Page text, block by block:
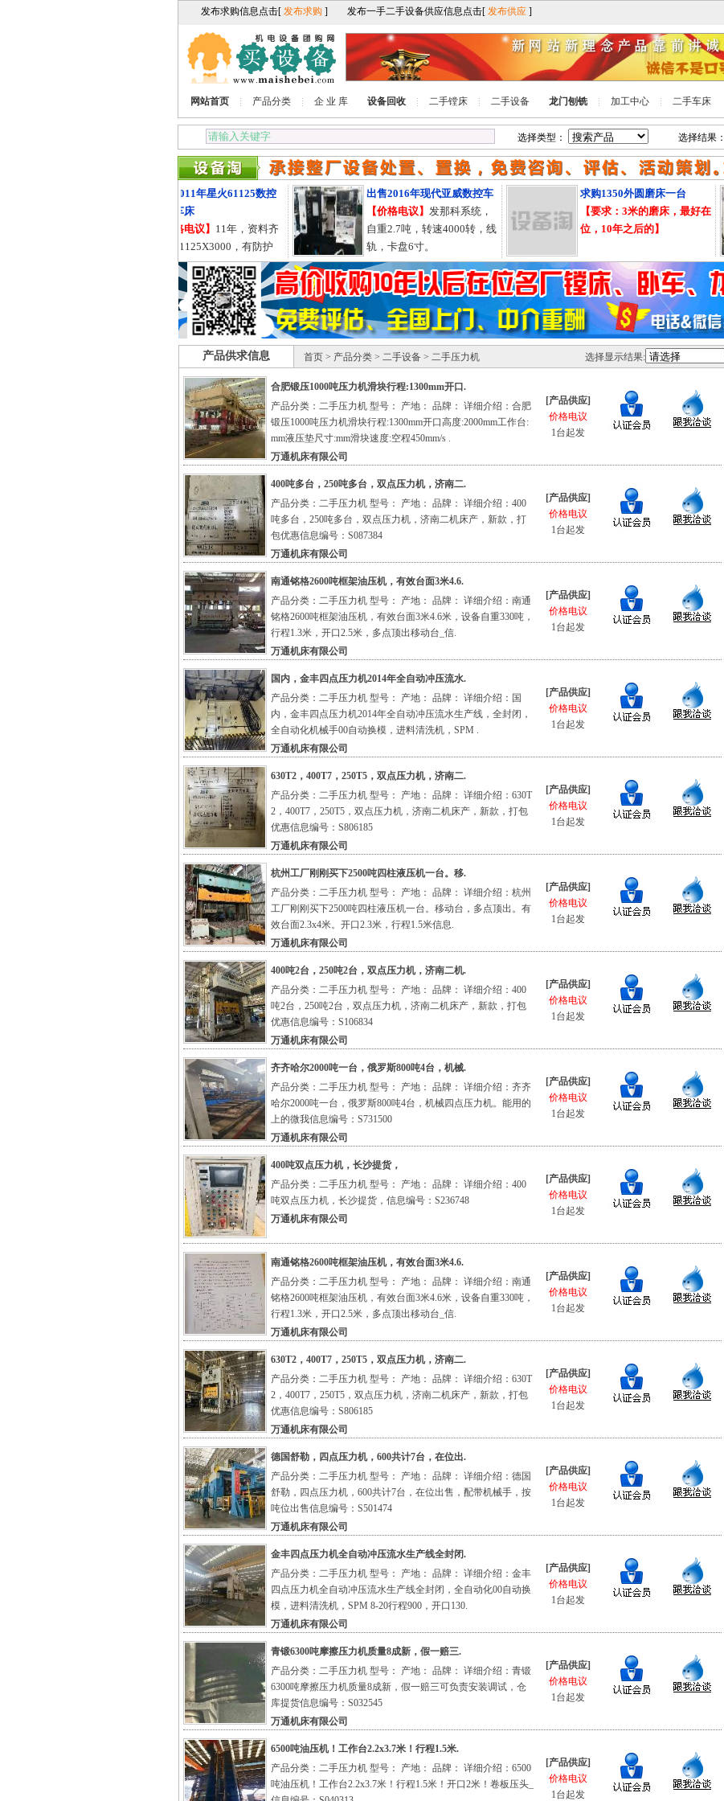
网站首页 产品分类 企 业 库 设备回收 二手镗床 二手设备 龙门刨铣 加工中心 二手车床
选择类型： 选择结果：
出售2011年星火61125数控
【价格电议】11年，资料齐
全，61125X3000，有防护
罩，导轨755的。
出售2016年现代亚威数控车
【价格电议】发那科系统，
自重2.7吨，转速4000转，线
轨，卡盘6寸。
求购1350外圆磨床一台
【要求：3米的磨床，最好在
位，10年之后的】
产品供求信息 首页 > 产品分类 > 二手设备 > 二手压力机 选择显示结果:
合肥锻压1000吨压力机滑块行程:1300mm开口.
产品分类：二手压力机 型号： 产地： 品牌： 详细介绍：合肥
锻压1000吨压力机滑块行程:1300mm开口高度:2000mm工作台:
mm液压垫尺寸:mm滑块速度:空程450mm/s .
万通机床有限公司
[产品供应]
价格电议
1台起发
400吨多台，250吨多台，双点压力机，济南二.
产品分类：二手压力机 型号： 产地： 品牌： 详细介绍：400
吨多台，250吨多台，双点压力机，济南二机床产，新款，打
包优惠信息编号：S087384
万通机床有限公司
[产品供应]
价格电议
1台起发
南通铭格2600吨框架油压机，有效台面3米4.6.
产品分类：二手压力机 型号： 产地： 品牌： 详细介绍：南通
铭格2600吨框架油压机，有效台面3米4.6米，设备自重330吨，
行程1.3米，开口2.5米，多点顶出移动台_信.
万通机床有限公司
[产品供应]
价格电议
1台起发
国内，金丰四点压力机2014年全自动冲压流水.
产品分类：二手压力机 型号： 产地： 品牌： 详细介绍：国
内，金丰四点压力机2014年全自动冲压流水生产线，全封闭，
全自动化机械手00自动换模，进料清洗机，SPM .
万通机床有限公司
[产品供应]
价格电议
1台起发
630T2，400T7，250T5，双点压力机，济南二.
产品分类：二手压力机 型号： 产地： 品牌： 详细介绍：630T
2，400T7，250T5，双点压力机，济南二机床产，新款，打包
优惠信息编号：S806185
万通机床有限公司
[产品供应]
价格电议
1台起发
杭州工厂刚刚买下2500吨四柱液压机一台。移.
产品分类：二手压力机 型号： 产地： 品牌： 详细介绍：杭州
工厂刚刚买下2500吨四柱液压机一台。移动台，多点顶出。有
效台面2.3x4米。开口2.3米，行程1.5米信息.
万通机床有限公司
[产品供应]
价格电议
1台起发
400吨2台，250吨2台，双点压力机，济南二机.
产品分类：二手压力机 型号： 产地： 品牌： 详细介绍：400
吨2台，250吨2台，双点压力机，济南二机床产，新款，打包
优惠信息编号：S106834
万通机床有限公司
[产品供应]
价格电议
1台起发
齐齐哈尔2000吨一台，俄罗斯800吨4台，机械.
产品分类：二手压力机 型号： 产地： 品牌： 详细介绍：齐齐
哈尔2000吨一台，俄罗斯800吨4台，机械四点压力机。能用的
上的微我信息编号：S731500
万通机床有限公司
[产品供应]
价格电议
1台起发
400吨双点压力机，长沙提货，
产品分类：二手压力机 型号： 产地： 品牌： 详细介绍：400
吨双点压力机，长沙提货，信息编号：S236748
万通机床有限公司
[产品供应]
价格电议
1台起发
南通铭格2600吨框架油压机，有效台面3米4.6.
产品分类：二手压力机 型号： 产地： 品牌： 详细介绍：南通
铭格2600吨框架油压机，有效台面3米4.6米，设备自重330吨，
行程1.3米，开口2.5米，多点顶出移动台_信.
万通机床有限公司
[产品供应]
价格电议
1台起发
630T2，400T7，250T5，双点压力机，济南二.
产品分类：二手压力机 型号： 产地： 品牌： 详细介绍：630T
2，400T7，250T5，双点压力机，济南二机床产，新款，打包
优惠信息编号：S806185
万通机床有限公司
[产品供应]
价格电议
1台起发
德国舒勒，四点压力机，600共计7台，在位出.
产品分类：二手压力机 型号： 产地： 品牌： 详细介绍：德国
舒勒，四点压力机，600共计7台，在位出售，配带机械手，按
吨位出售信息编号：S501474
万通机床有限公司
[产品供应]
价格电议
1台起发
金丰四点压力机全自动冲压流水生产线全封闭.
产品分类：二手压力机 型号： 产地： 品牌： 详细介绍：金丰
四点压力机全自动冲压流水生产线全封闭，全自动化00自动换
模，进料清洗机，SPM 8-20行程900，开口130.
万通机床有限公司
[产品供应]
价格电议
1台起发
青锻6300吨摩擦压力机质量8成新，假一赔三.
产品分类：二手压力机 型号： 产地： 品牌： 详细介绍：青锻
6300吨摩擦压力机质量8成新，假一赔三可负责安装调试，仓
库提货信息编号：S032545
万通机床有限公司
[产品供应]
价格电议
1台起发
6500吨油压机！工作台2.2x3.7米！行程1.5米.
产品分类：二手压力机 型号： 产地： 品牌： 详细介绍：6500
吨油压机！工作台2.2x3.7米！行程1.5米！开口2米！卷板压头_
[产品供应]
价格电议
1台起发